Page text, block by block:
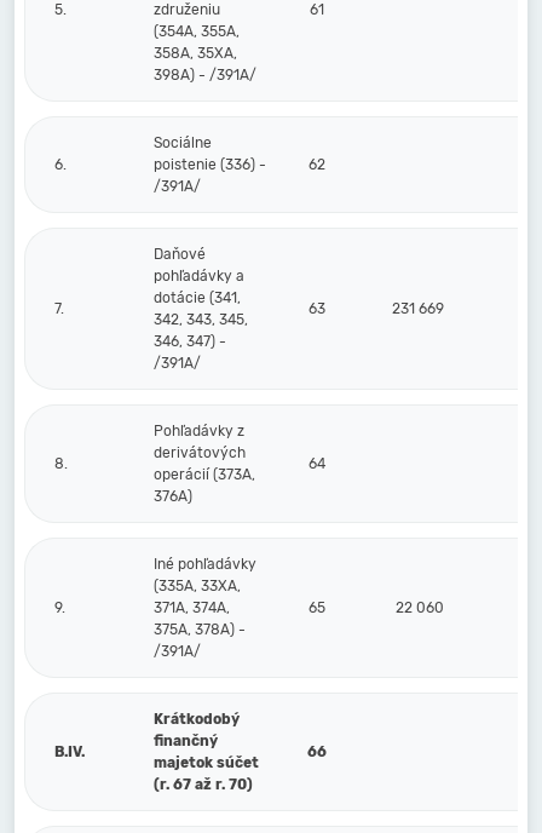
5.
združeniu
(354A, 355A,
358A, 35XA,
398A) - /391A/
61
6.
Sociálne
poistenie (336) -
/391A/
62
7.
Daňové
pohľadávky a
dotácie (341,
342, 343, 345,
346, 347) -
/391A/
63 231 669
8.
Pohľadávky z
derivátových
operácií (373A,
376A)
64
9.
Iné pohľadávky
(335A, 33XA,
371A, 374A,
375A, 378A) -
/391A/
65 22 060
B.IV.
Krátkodobý
finančný
majetok súčet
(r. 67 až r. 70)
66